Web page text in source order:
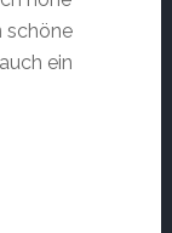
schöne
ein